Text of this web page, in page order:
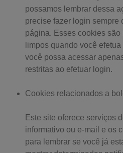
possamos lembrar dessa
precise fazer login sempre
página. Esses cookies
limpos quando você
você possa acessar
restritas ao efetuar login.
Cookies relacionados a
Este site oferece serviços
informativo ou e-mail e os
para lembrar se você já